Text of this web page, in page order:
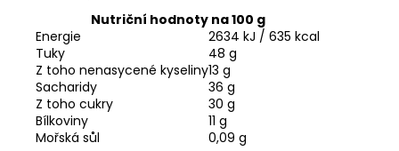
Nutriční hodnoty na 100 g
Energie
2634 kJ / 635 kcal
Tuky
48 g
Z toho nenasycené kyseliny13 g
Sacharidy
36 g
Z toho cukry
30 g
Bílkoviny
11 g
Mořská sůl
0,09 g